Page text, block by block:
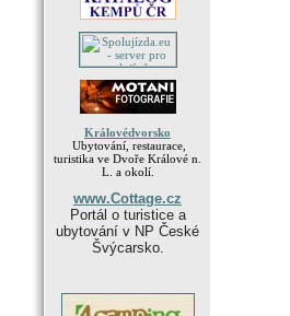
Královédvorsko
Ubytování, restaurace,
turistika ve Dvoře Králové n.
L. a okolí.
www.Cottage.cz
Portál o turistice a
ubytování v NP České
Švýcarsko.